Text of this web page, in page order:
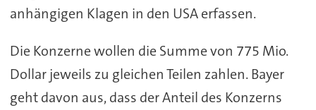
anhängigen Klagen in den USA erfassen.
Die Konzerne wollen die Summe von 775 Mio.
Dollar jeweils zu gleichen Teilen zahlen. Bayer
geht davon aus, dass der Anteil des Konzerns